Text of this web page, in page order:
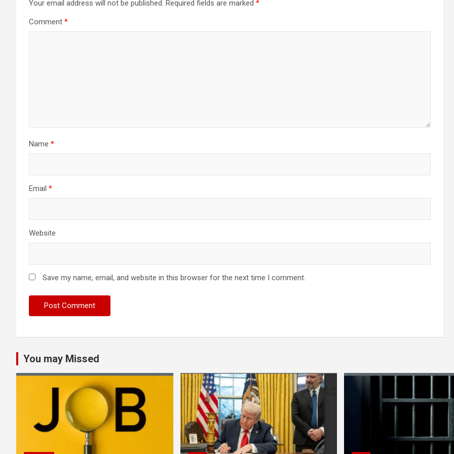
Your email address will not be published. Required fields are marked *
Comment *
Name *
Email *
Website
Save my name, email, and website in this browser for the next time I comment.
You may Missed